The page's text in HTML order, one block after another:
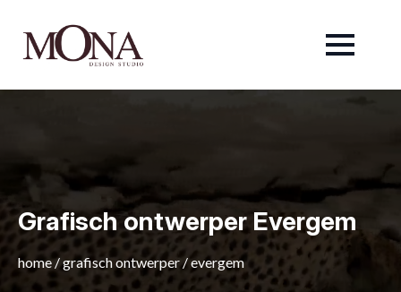
Grafisch ontwerper Evergem
home/grafisch ontwerper/evergem